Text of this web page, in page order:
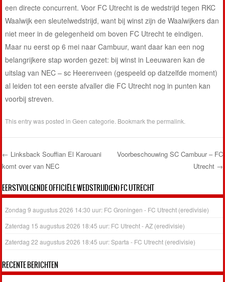
een directe concurrent. Voor FC Utrecht is de wedstrijd tegen RKC
Waalwijk een sleutelwedstrijd, want bij winst zijn de Waalwijkers dan
niet meer in de gelegenheid om boven FC Utrecht te eindigen.
Maar nu eerst op 6 mei naar Cambuur, want daar kan een nog
belangrijkere stap worden gezet: bij winst in Leeuwaren kan de
uitslag van NEC – sc Heerenveen (gespeeld op datzelfde moment)
al leiden tot een eerste afvaller die FC Utrecht nog in punten kan
voorbij streven.
This entry was posted inGeen categorie . Bookmark thepermalink
Post navigation
← Linksback Souffian El Karouani
komt over van NEC
Voorbeschouwing SC Cambuur – FC
Utrecht →
EERSTVOLGENDE OFFICIËLE WEDSTRIJD(EN) FC UTRECHT
Zondag 9 augustus 2026 14:30 uur: FC Groningen - FC Utrecht (eredivisie)
Zaterdag 15 augustus 2026 18:45 uur: FC Utrecht - AZ (eredivisie)
Zaterdag 22 augustus 2026 18:45 uur: Sparta - FC Utrecht (eredivisie)
RECENTE BERICHTEN